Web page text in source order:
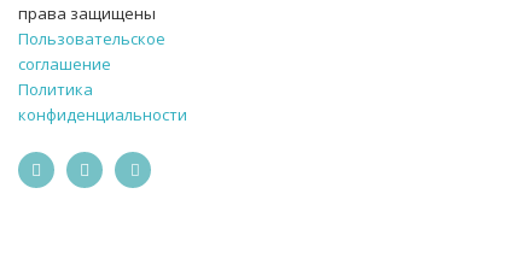
права защищены
Пользовательское
соглашение
Политика
конфиденциальности